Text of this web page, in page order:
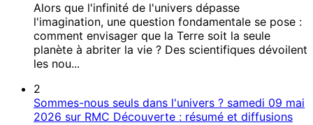
Alors que l'infinité de l'univers dépasse
l'imagination, une question fondamentale se pose :
comment envisager que la Terre soit la seule
planète à abriter la vie ? Des scientifiques dévoilent
les nou...
2
Sommes-nous seuls dans l'univers ? samedi 09 mai
2026 sur RMC Découverte : résumé et diffusions